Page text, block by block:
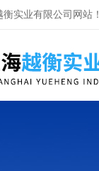
实业有限公司网站！